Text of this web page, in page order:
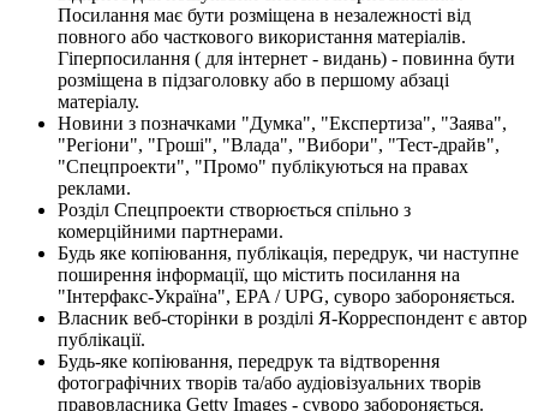
Посилання має бути розміщена в незалежності від
повного або часткового використання матеріалів.
Гіперпосилання ( для інтернет - видань) - повинна бути
розміщена в підзаголовку або в першому абзаці
матеріалу.
Новини з позначками "Думка", "Експертиза", "Заява",
"Регіони", "Гроші", "Влада", "Вибори", "Тест-драйв",
"Спецпроекти", "Промо" публікуються на правах
реклами.
Розділ Спецпроекти створюється спільно з
комерційними партнерами.
Будь яке копіювання, публікація, передрук, чи наступне
поширення інформації, що містить посилання на
"Інтерфакс-Україна", EPA / UPG, суворо забороняється.
Власник веб-сторінки в розділі Я-Корреспондент є автор
публікації.
Будь-яке копіювання, передрук та відтворення
фотографічних творів та/або аудіовізуальних творів
правовласника Getty Images - суворо забороняється.